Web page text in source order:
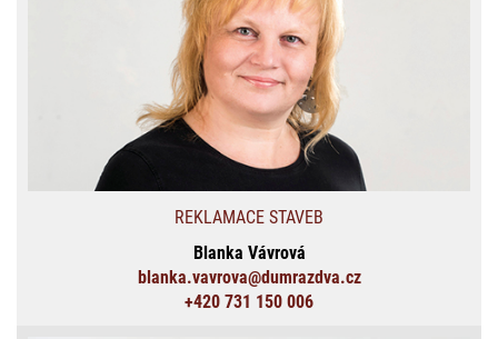
REKLAMACE STAVEB
Blanka Vávrová
blanka.vavrova@dumrazdva.cz
+420 731 150 006